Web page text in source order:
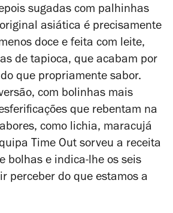
sugadas com palhinhas
asiática é precisamente
doce e feita com leite,
de tapioca, que acabam por
que propriamente sabor.
com bolinhas mais
que rebentam na
como lichia, maracujá
Time Out sorveu a receita
bolhas e indica-lhe os seis
perceber do que estamos a